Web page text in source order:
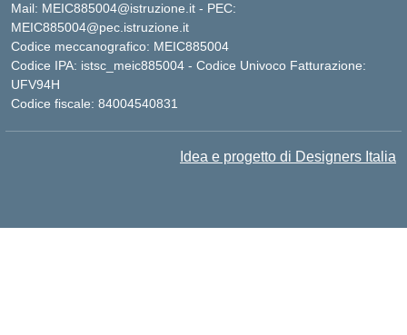
Mail: MEIC885004@istruzione.it - PEC:
MEIC885004@pec.istruzione.it
Codice meccanografico: MEIC885004
Codice IPA: istsc_meic885004 - Codice Univoco Fatturazione:
UFV94H
Codice fiscale: 84004540831
Idea e progetto di Designers Italia